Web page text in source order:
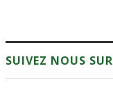
SUIVEZ NOUS SUR